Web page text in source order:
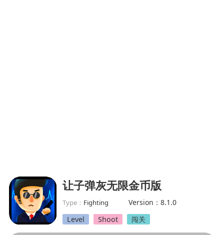
让子弹灰无限金币版
Type： Fighting
Version：8.1.0
Level
Shoot 闯关